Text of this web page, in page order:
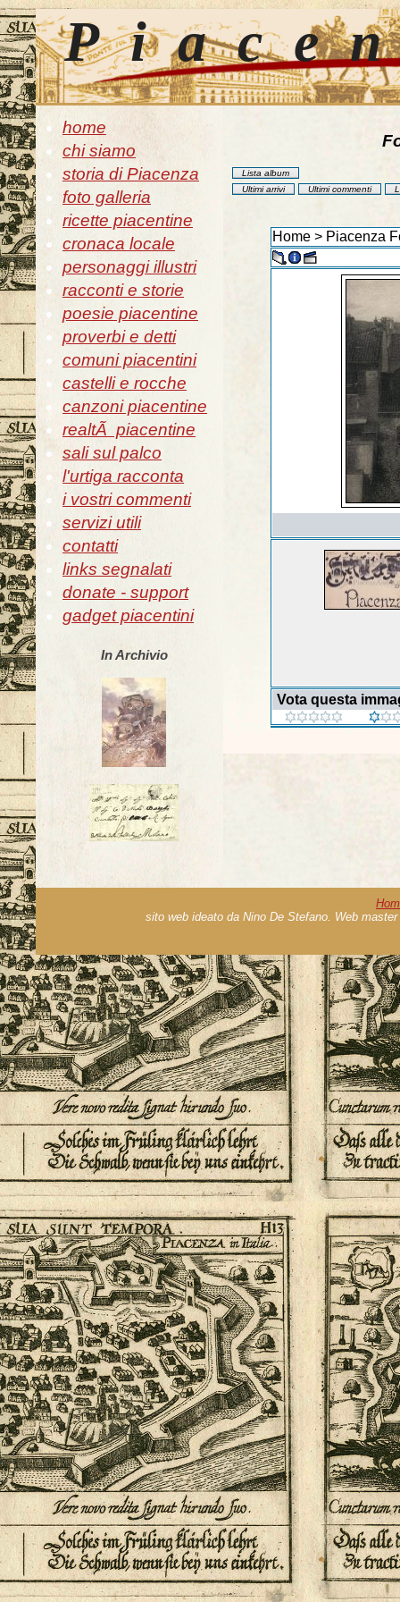
home
chi siamo
storia di Piacenza
foto galleria
ricette piacentine
cronaca locale
personaggi illustri
racconti e storie
poesie piacentine
proverbi e detti
comuni piacentini
castelli e rocche
canzoni piacentine
realtÃ piacentine
sali sul palco
l'urtiga racconta
i vostri commenti
servizi utili
contatti
links segnalati
donate - support
gadget piacentini
In Archivio
Lista album
Ultimi arrivi
Ultimi commenti
Home > Piacenza
Vota questa
sito web ideato da Nino De Stefano. Web